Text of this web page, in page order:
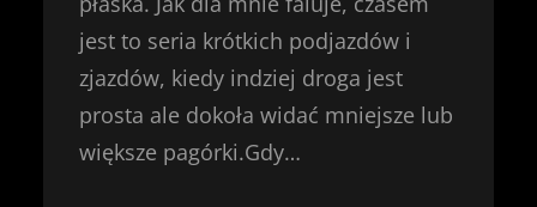
jest to seria krótkich podjazdów i
zjazdów, kiedy indziej droga jest
prosta ale dokoła widać mniejsze lub
większe pagórki.Gdy…